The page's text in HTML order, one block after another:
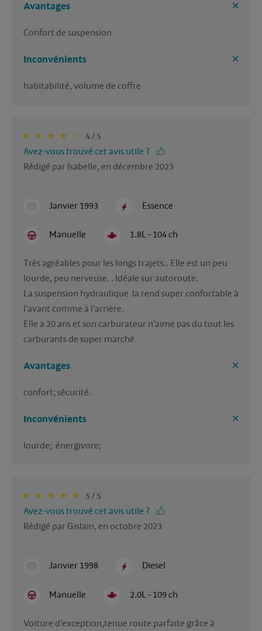
Avantages
Confort de suspension
Inconvénients
habitabilité, volume de coffre
4 / 5
Avez-vous trouvé cet avis utile ?
Rédigé par Isabelle, en décembre 2023
Janvier 1993 Essence
Manuelle 1.8L - 104 ch
Très agréables pour les longs trajets.. Elle est un peu
lourde, peu nerveuse. . Idéale sur autoroute.
La suspension hydraulique  la rend super confortable à
l'avant comme à l'arrière.
Elle a 20 ans et son carburateur n'aime pas du tout les
carburants de super marché.
Avantages
confort; sécurité.
Inconvénients
lourde;  énergivore;
5 / 5
Avez-vous trouvé cet avis utile ?
Rédigé par Gislain, en octobre 2023
Janvier 1998 Diesel
Manuelle 2.0L - 109 ch
Voiture d’exception,tenue route parfaite grâce à